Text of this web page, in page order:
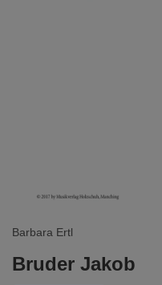
Barbara Ertl
Bruder Jakob